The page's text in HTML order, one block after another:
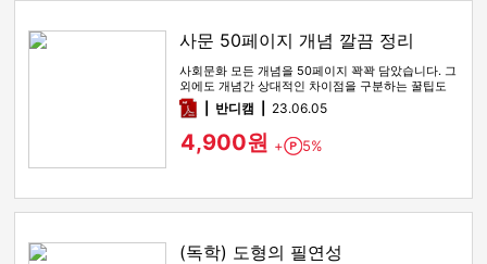
사문 50페이지 개념 깔끔 정리
사회문화 모든 개념을 50페이지 꽉꽉 담았습니다. 그
외에도 개념간 상대적인 차이점을 구분하는 꿀팁도
함께 있습니다
pdf반디캠 23.06.05
4,900원 + Point
5%
(독학) 도형의 필연성